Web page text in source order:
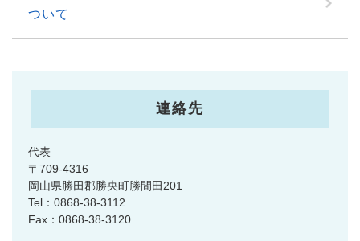
ついて
連絡先
代表
〒709-4316
岡山県勝田郡勝央町勝間田201
Tel：0868-38-3112
Fax：0868-38-3120